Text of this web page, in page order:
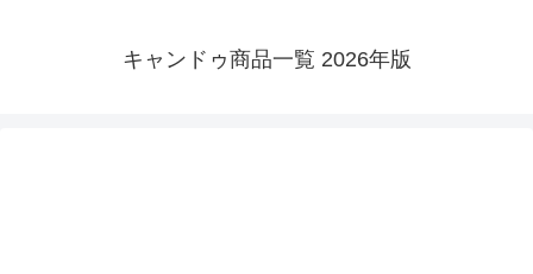
キャンドゥ商品一覧 2026年版